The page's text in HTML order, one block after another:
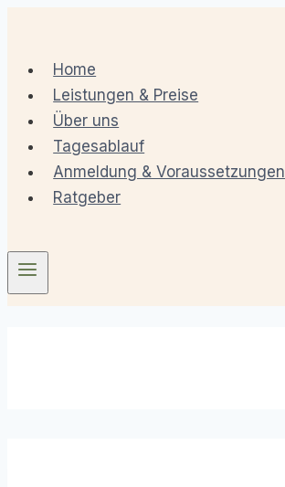
Home
Leistungen & Preise
Über uns
Tagesablauf
Anmeldung & Voraussetzungen
Ratgeber